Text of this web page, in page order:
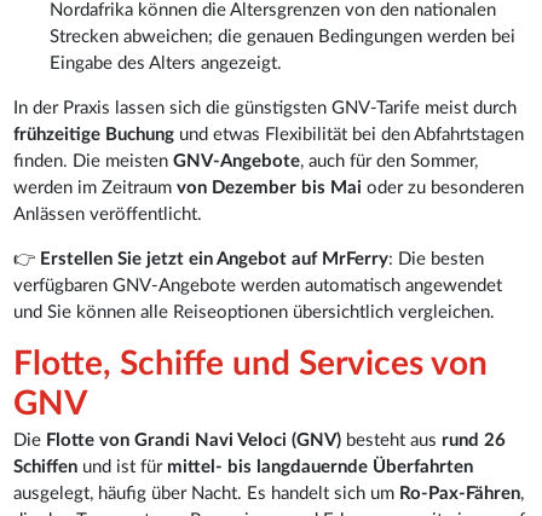
Nordafrika können die Altersgrenzen von den nationalen
Strecken abweichen; die genauen Bedingungen werden bei
Eingabe des Alters angezeigt.
In der Praxis lassen sich die günstigsten GNV-Tarife meist durch
frühzeitige Buchung und etwas Flexibilität bei den Abfahrtstagen
finden. Die meistenGNV-Angebote, auch für den Sommer,
werden im Zeitraumvon Dezember bis Mai oder zu besonderen
Anlässen veröffentlicht.
👉 Erstellen Sie jetzt ein Angebot auf MrFerry: Die besten
verfügbaren GNV-Angebote werden automatisch angewendet
und Sie können alle Reiseoptionen übersichtlich vergleichen.
Flotte, Schiffe und Services von
GNV
Die Flotte von Grandi Navi Veloci (GNV) besteht aus rund 26
Schiffen und ist für mittel- bis langdauernde Überfahrten
ausgelegt, häufig über Nacht. Es handelt sich um Ro-Pax-Fähren,